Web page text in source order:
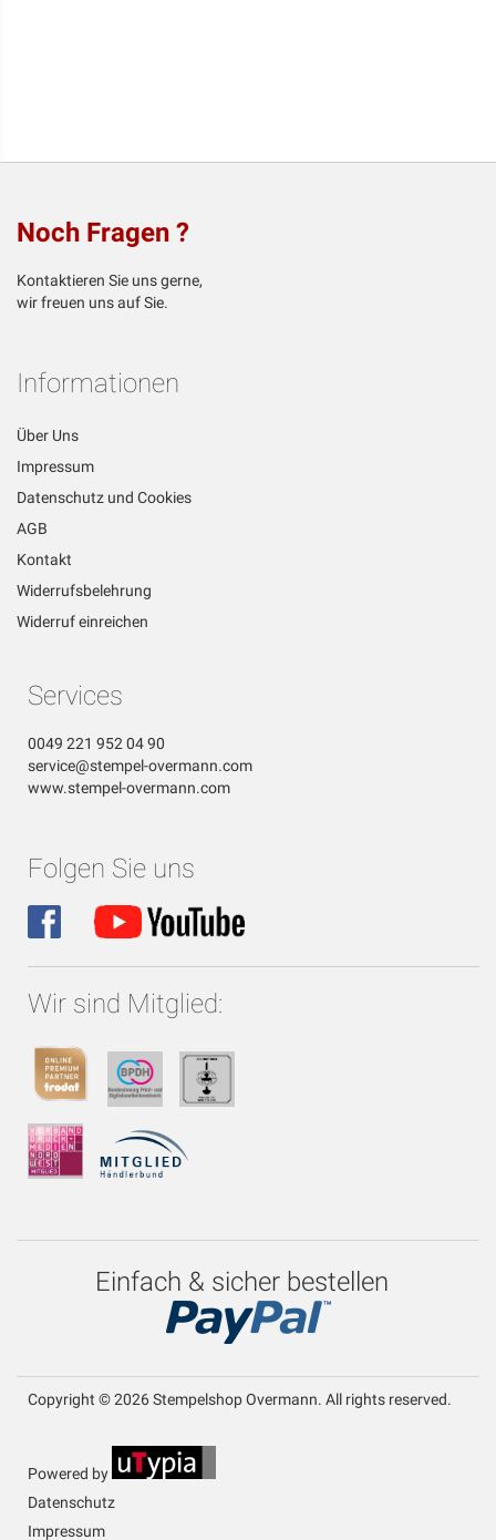
Noch Fragen ?
Kontaktieren Sie uns gerne,
wir freuen uns auf Sie.
Informationen
Über Uns
Impressum
Datenschutz und Cookies
AGB
Kontakt
Widerrufsbelehrung
Widerruf einreichen
Services
0049 221 952 04 90
service@stempel-overmann.com
www.stempel-overmann.com
Folgen Sie uns
Wir sind Mitglied:
Einfach & sicher bestellen
Copyright © 2026 Stempelshop Overmann. All rights reserved.
Powered by
Datenschutz
Impressum